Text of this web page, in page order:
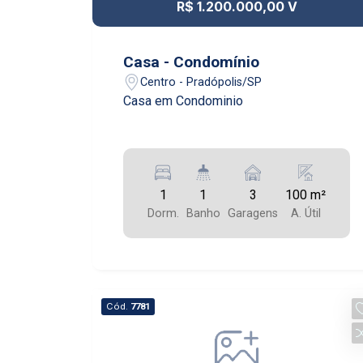
perca a oportunidade de morar em um
Pradópolis/SP. Entre em contato
conosco e agende uma visita para
conhecer este incrível apartamento.
realizar o seu sonho da casa própria.
R$ 1.200.000,00 V
Casa - Condomínio
Centro - Pradópolis/SP
Casa em Condominio
1
Dorm.
1
Banho
3
Garagens
100 m²
A. Útil
Cód. 7781